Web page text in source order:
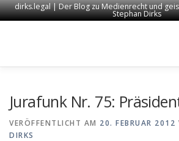
dirks.legal | Der Blog zu Medienrecht und
Stephan Dirks
MEDIEN
Jurafunk Nr. 75:
VERÖFFENTLICHT AM 20. FEBRUAR 2012
DIRKS